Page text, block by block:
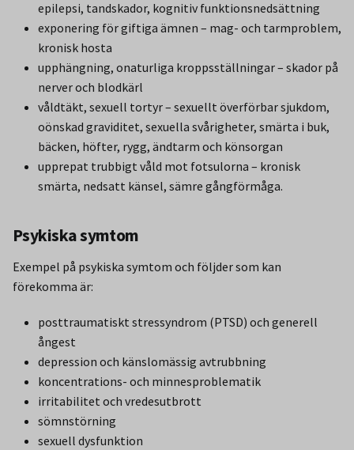
epilepsi, tandskador, kognitiv funktionsnedsättning
exponering för giftiga ämnen – mag- och tarmproblem,
kronisk hosta
upphängning, onaturliga kroppsställningar – skador på
nerver och blodkärl
våldtäkt, sexuell tortyr – sexuellt överförbar sjukdom,
oönskad graviditet, sexuella svårigheter, smärta i buk,
bäcken, höfter, rygg, ändtarm och könsorgan
upprepat trubbigt våld mot fotsulorna – kronisk
smärta, nedsatt känsel, sämre gångförmåga.
Psykiska symtom
Exempel på psykiska symtom och följder som kan
förekomma är:
posttraumatiskt stressyndrom (PTSD) och generell
ångest
depression och känslomässig avtrubbning
koncentrations- och minnesproblematik
irritabilitet och vredesutbrott
sömnstörning
sexuell dysfunktion